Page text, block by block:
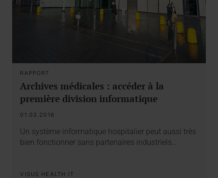
RAPPORT
Archives médicales : accéder à la
première division informatique
01.03.2016
Un système informatique hospitalier peut aussi très
bien fonctionner sans partenaires industriels…
VISUS HEALTH IT